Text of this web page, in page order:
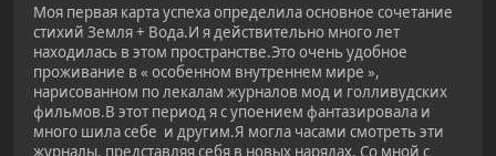
Моя первая карта успеха определила основное сочетание
стихий Земля + Вода.И я действительно много лет
находилась в этом пространстве.Это очень удобное
проживание в « особенном внутреннем мире »,
нарисованном по лекалам журналов мод и голливудских
фильмов.В этот период я с упоением фантазировала и
много шила себе и другим.Я могла часами смотреть эти
журналы, представляя себя в новых нарядах. Со мной с